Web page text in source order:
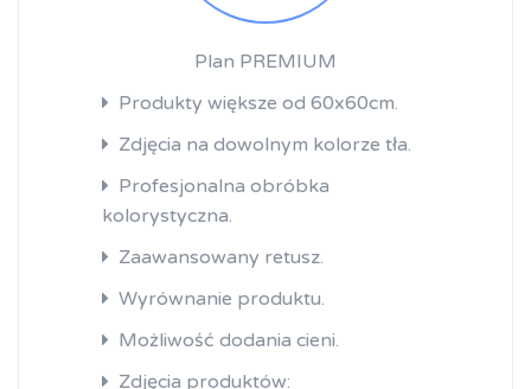
Plan PREMIUM
Produkty większe od 60x60cm.
Zdjęcia na dowolnym kolorze tła.
Profesjonalna obróbka
kolorystyczna.
Zaawansowany retusz.
Wyrównanie produktu.
Możliwość dodania cieni.
Zdjęcia produktów: